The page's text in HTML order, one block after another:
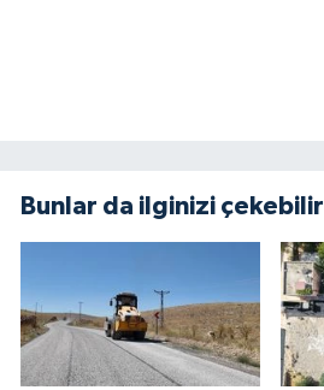
Bunlar da ilginizi çekebilir